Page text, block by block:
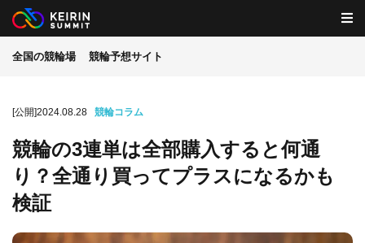
全国の競輪場 競輪予想サイト
[公開]2024.08.28 競輪コラム
競輪の3連単は全部購入すると何通
り？全通り買ってプラスになるかも
検証